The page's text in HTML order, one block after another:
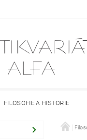
FILOSOFIE A HISTORIE
O NÁKUPU